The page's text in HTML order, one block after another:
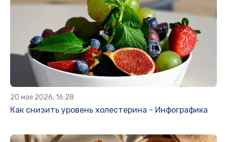
20 мая 2026, 16:28
Как снизить уровень холестерина - Инфографика